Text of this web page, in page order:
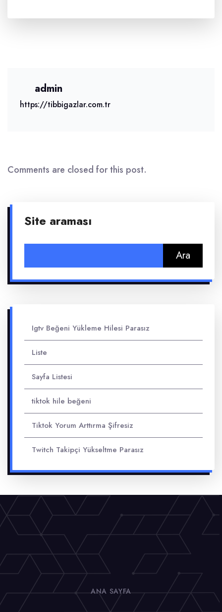
admin
https://tibbigazlar.com.tr
Comments are closed for this post.
Site araması
Igtv Beğeni Yükleme Hilesi Parasız
Liste
Sayfa Listesi
tiktok hile beğeni
Tiktok Yorum Arttırma Şifresiz
Twitch Takipçi Yükseltme Parasız
ANA SAYFA